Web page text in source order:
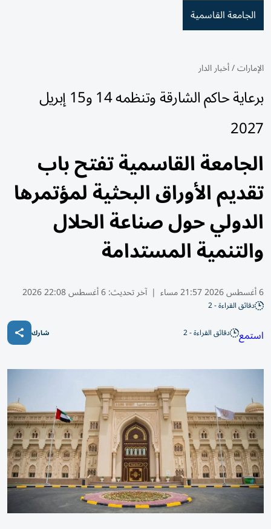
الجامعة القاسمية
الإمارات/أخبار الدار
برعاية حاكم الشارقة وتنظمه 14 و15 إبريل
2027
الجامعة القاسمية تفتح باب
تقديم الأوراق البحثية لمؤتمرها
الدولي حول صناعة الحلال
والتنمية المستدامة
6 أغسطس 2026 21:57 مساء | آخر تحديث:6 أغسطس 22:08 2026
دقائق القراءة - 2
استمع دقائق القراءة - 2 شارك